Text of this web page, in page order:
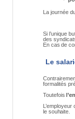
La journée
Si l’unique
des
En cas de
Le
formalités
Toutefois
le souhaite.